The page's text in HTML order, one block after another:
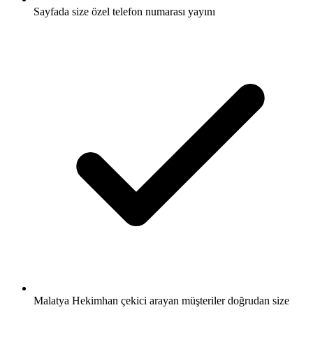
Sayfada size özel telefon numarası yayını
Malatya Hekimhan çekici arayan müşteriler doğrudan size